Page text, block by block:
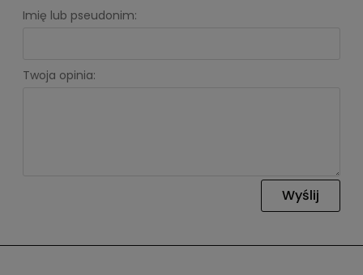
Imię lub pseudonim:
Twoja opinia:
Wyślij